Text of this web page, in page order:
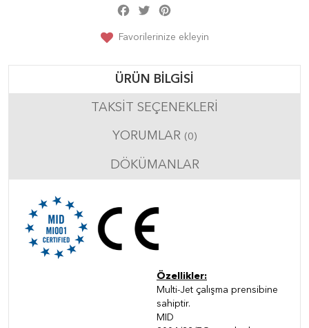
Facebook
Twitter
Favorilerinize ekleyin
ÜRÜN BILGISI
TAKSIT SEÇENEKLERI
YORUMLAR (0)
DÖKÜMANLAR
Özellikler:
Multi-Jet çalışma prensibine
sahiptir.
MID